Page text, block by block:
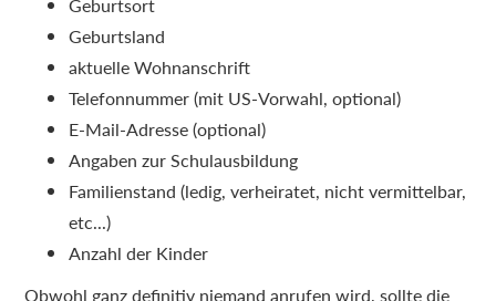
Geburtsland
aktuelle Wohnanschrift
Telefonnummer (mit US-Vorwahl, optional)
E-Mail-Adresse (optional)
Angaben zur Schulausbildung
Familienstand (ledig, verheiratet, nicht vermittelbar,
etc...)
Anzahl der Kinder
Obwohl ganz definitiv niemand anrufen wird, sollte die